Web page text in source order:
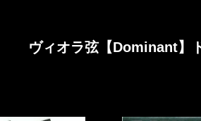
ヴィオラ弦【Dominant】